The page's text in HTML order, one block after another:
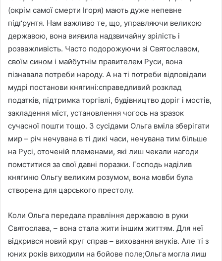
(окрім самої смерти Ігоря) мають дуже непевне
підґрунтя. Нам важливо те, що, управляючи великою
державою, вона виявила надзвичайну зрілість і
розважливість. Часто подорожуючи зі Святославом,
своїм сином і майбутнім правителем Руси, вона
пізнавала потреби народу. А на ті потреби відповідали
мудрі постанови княгині:справедливий розклад
податків, підтримка торгівлі, будівництво доріг і мостів,
закладення міст, установлення чогось на зразок
сучасної пошти тощо. З сусідами Ольга вміла зберігати
мир – річ нечувана в ті дикі часи, нечувана тим більше
на Русі, оточеній племенами, які лиш чекали нагоди
помститися за свої давні поразки. Господь наділив
княгиню Ольгу великим розумом, вона мовби була
створена для царського престолу.
Коли Ольга передала правління державою в руки
Святослава, – вона стала жити іншим життям. Для неї
відкрився новий круг справ – виховання внуків. Але ті з
юних років виходили на бойове поле;Ольга могла лиш